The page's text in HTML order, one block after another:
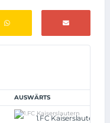
AUSWÄRTS
1.FC Kaiserslautern